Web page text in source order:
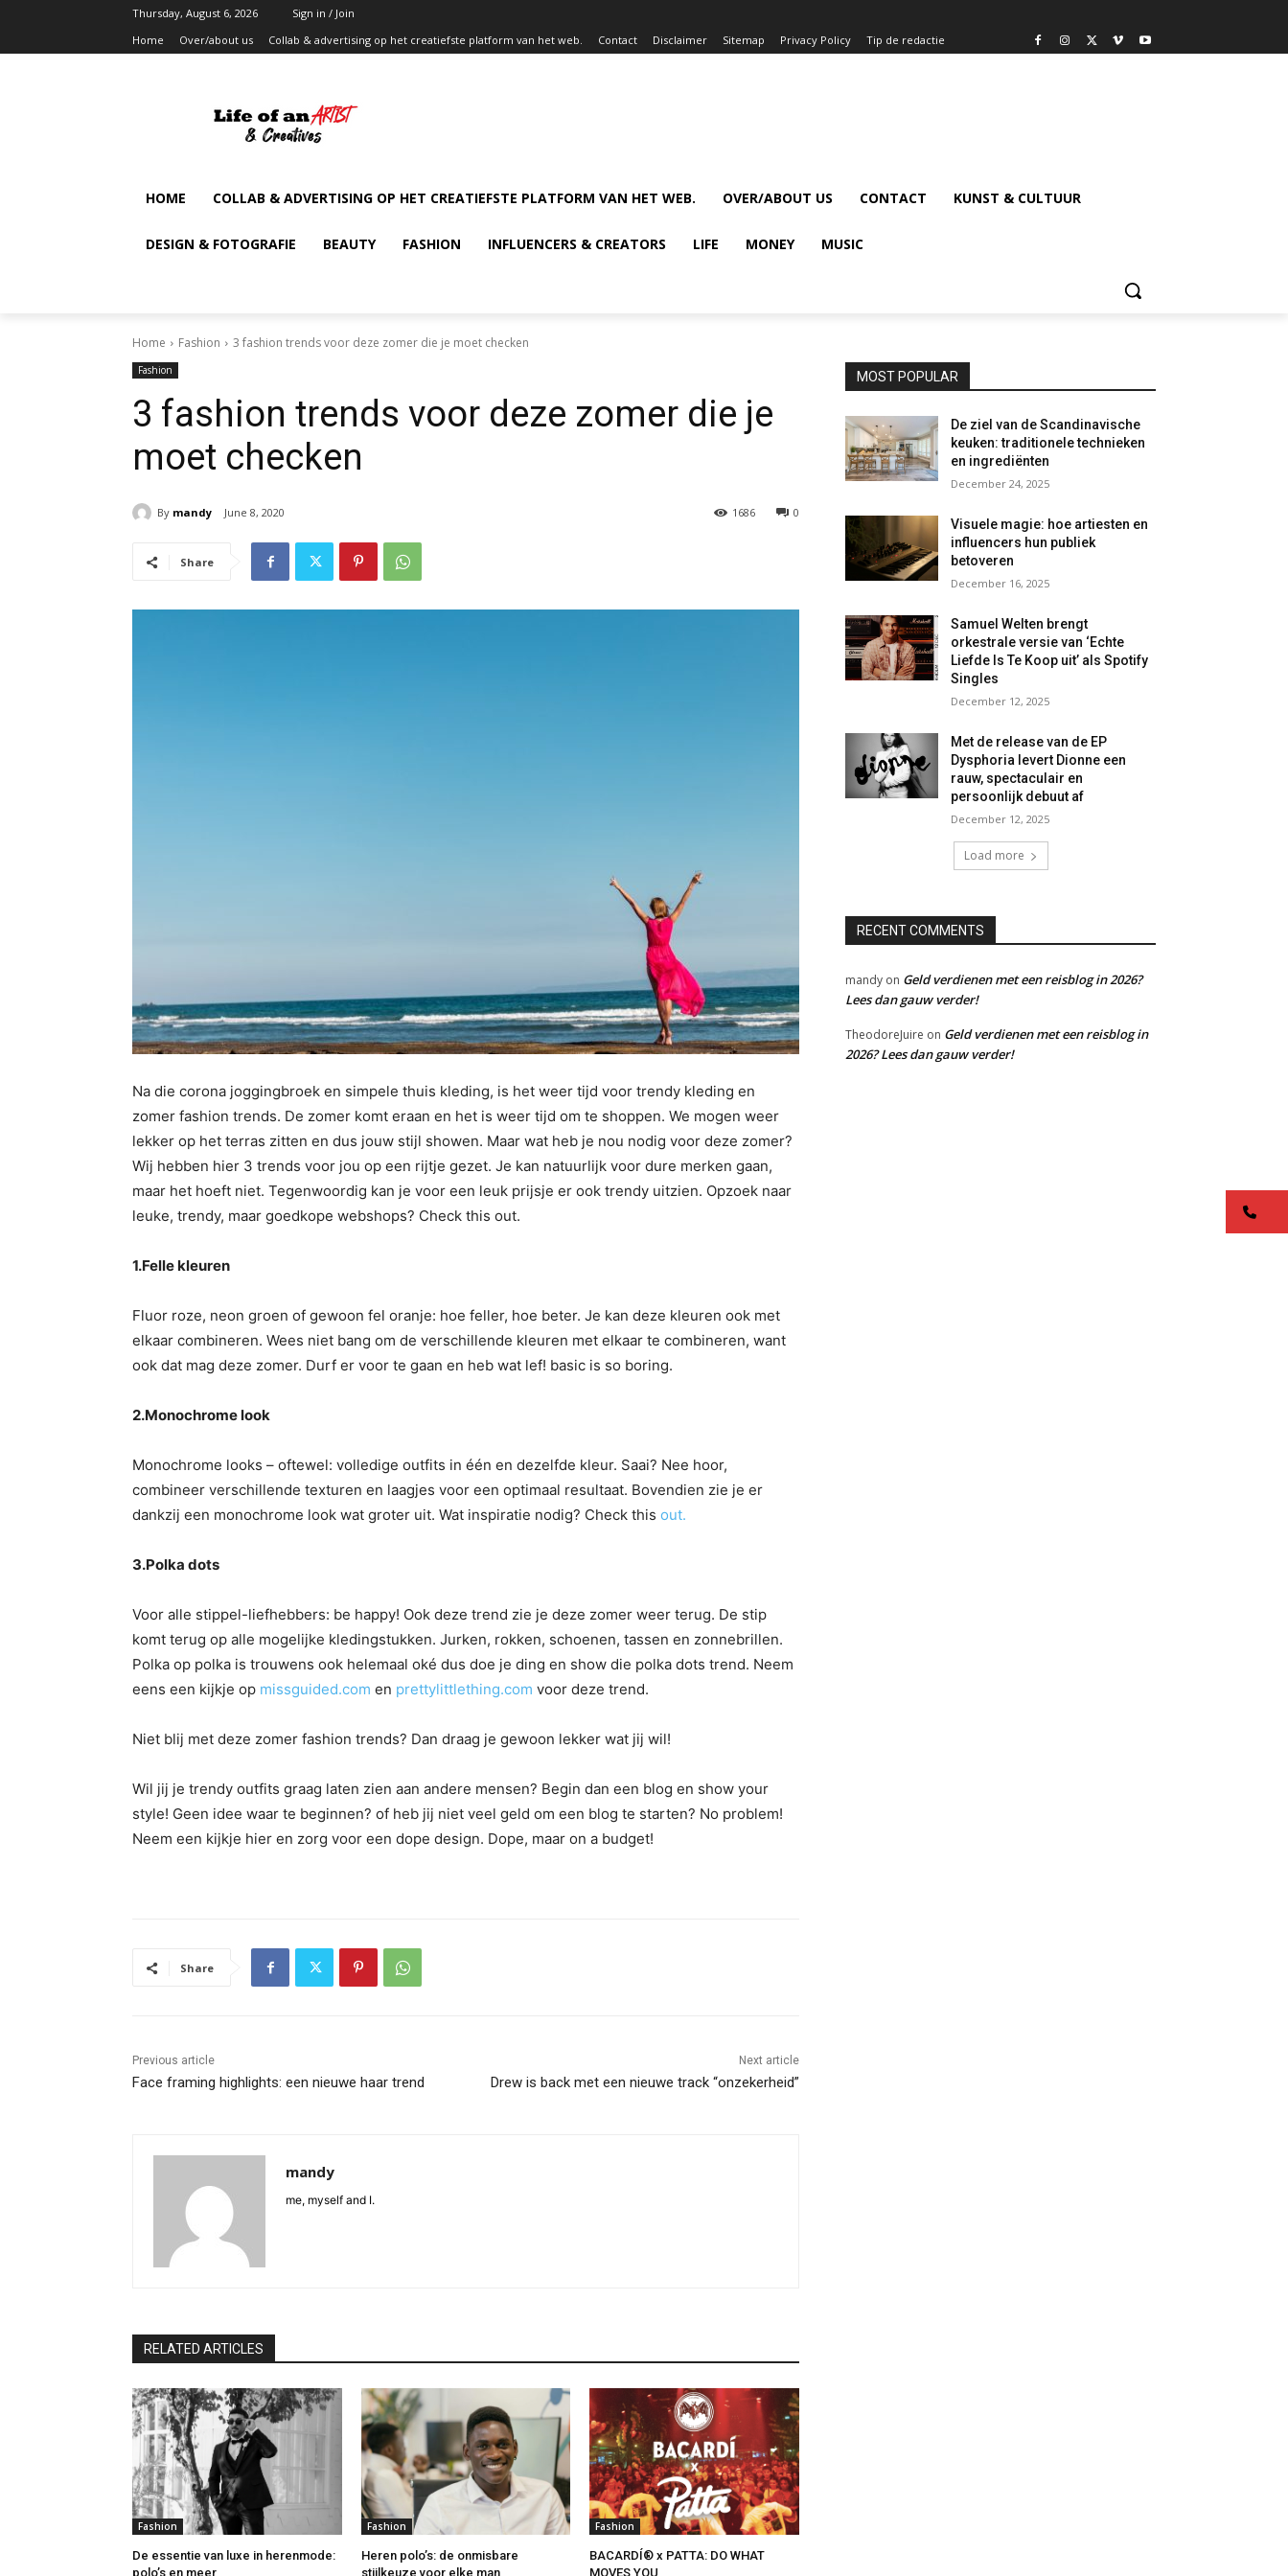
Thursday, August 6, 2026
Sign in / Join
Home
Over/about us Collab & advertising op het creatiefste platform van het web. Contact Disclaimer Sitemap Privacy Policy Tip de redactie
HOME COLLAB & ADVERTISING OP HET CREATIEFSTE PLATFORM VAN HET WEB. OVER/ABOUT US CONTACT KUNST & CULTUUR
DESIGN & FOTOGRAFIE BEAUTY FASHION INFLUENCERS & CREATORS LIFE MONEY MUSIC
Home Fashion 3 fashion trends voor deze zomer die je moet checken
Fashion
3 fashion trends voor deze zomer die je
moet checken
By mandy June 8, 2020 0
1686
Share
Na die corona joggingbroek en simpele thuis kleding, is het weer tijd voor trendy kleding en
zomer fashion trends. De zomer komt eraan en het is weer tijd om te shoppen. We mogen weer
lekker op het terras zitten en dus jouw stijl showen. Maar wat heb je nou nodig voor deze zomer?
Wij hebben hier 3 trends voor jou op een rijtje gezet. Je kan natuurlijk voor dure merken gaan,
maar het hoeft niet. Tegenwoordig kan je voor een leuk prijsje er ook trendy uitzien. Opzoek naar
leuke, trendy, maar goedkope webshops? Check this out.
1.Felle kleuren
Fluor roze, neon groen of gewoon fel oranje: hoe feller, hoe beter. Je kan deze kleuren ook met
elkaar combineren. Wees niet bang om de verschillende kleuren met elkaar te combineren, want
ook dat mag deze zomer. Durf er voor te gaan en heb wat lef! basic is so boring.
2.Monochrome look
Monochrome looks – oftewel: volledige outfits in één en dezelfde kleur. Saai? Nee hoor,
combineer verschillende texturen en laagjes voor een optimaal resultaat. Bovendien zie je er
dankzij een monochrome look wat groter uit. Wat inspiratie nodig? Check this out.
3.Polka dots
Voor alle stippel-liefhebbers: be happy! Ook deze trend zie je deze zomer weer terug. De stip
komt terug op alle mogelijke kledingstukken. Jurken, rokken, schoenen, tassen en zonnebrillen.
Polka op polka is trouwens ook helemaal oké dus doe je ding en show die polka dots trend. Neem
eens een kijkje op missguided.com en prettylittlething.com voor deze trend.
Niet blij met deze zomer fashion trends? Dan draag je gewoon lekker wat jij wil!
Wil jij je trendy outfits graag laten zien aan andere mensen? Begin dan een blog en show your
style! Geen idee waar te beginnen? of heb jij niet veel geld om een blog te starten? No problem!
Neem een kijkje hier en zorg voor een dope design. Dope, maar on a budget!
Share
Previous article
Face framing highlights: een nieuwe haar trend
Next article
Drew is back met een nieuwe track “onzekerheid”
mandy
me, myself and I.
RELATED ARTICLES
Fashion
De essentie van luxe in herenmode:
polo’s en meer
Fashion
Heren polo’s: de onmisbare
stijlkeuze voor elke man
Fashion
BACARDÍ® x PATTA: DO WHAT
MOVES YOU
MOST POPULAR
De ziel van de Scandinavische
keuken: traditionele technieken
en ingrediënten
December 24, 2025
Visuele magie: hoe artiesten en
influencers hun publiek
betoveren
December 16, 2025
Samuel Welten brengt
orkestrale versie van ‘Echte
Liefde Is Te Koop uit’ als Spotify
Singles
December 12, 2025
Met de release van de EP
Dysphoria levert Dionne een
rauw, spectaculair en
persoonlijk debuut af
December 12, 2025
Load more
RECENT COMMENTS
mandy on Geld verdienen met een reisblog in 2026?
Lees dan gauw verder!
TheodoreJuire on Geld verdienen met een reisblog in
2026? Lees dan gauw verder!